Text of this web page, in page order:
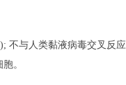
不与人类黏液病毒交叉
。